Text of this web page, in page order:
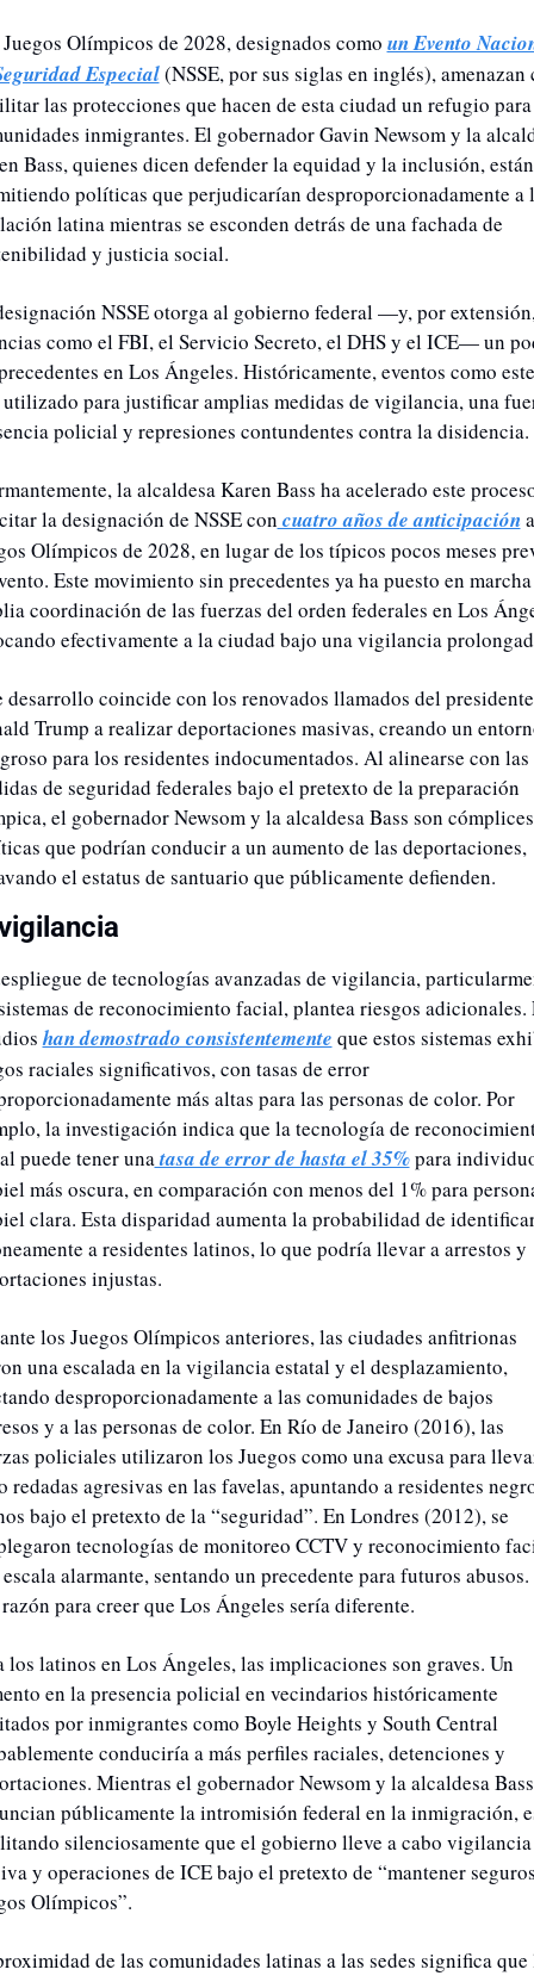
Olímpicos de 2028, designados como un Evento
Especial (NSSE, por sus siglas en inglés), amenazan
las protecciones que hacen de esta ciudad un refugio
inmigrantes. El gobernador Gavin Newsom y la
Bass, quienes dicen defender la equidad y la inclusión, están
políticas que perjudicarían desproporcionadamente a
latina mientras se esconden detrás de una fachada de
y justicia social.
NSSE otorga al gobierno federal —y, por
como el FBI, el Servicio Secreto, el DHS y el ICE— un
en Los Ángeles. Históricamente, eventos como
para justificar amplias medidas de vigilancia, una
policial y represiones contundentes contra la disidencia.
la alcaldesa Karen Bass ha acelerado este
la designación de NSSE con cuatro años de anticipación
Olímpicos de 2028, en lugar de los típicos pocos meses
Este movimiento sin precedentes ya ha puesto en
coordinación de las fuerzas del orden federales en Los
efectivamente a la ciudad bajo una vigilancia
desarrollo coincide con los renovados llamados del presidente
Trump a realizar deportaciones masivas, creando un
para los residentes indocumentados. Al alinearse con las
de seguridad federales bajo el pretexto de la preparación
el gobernador Newsom y la alcaldesa Bass son
que podrían conducir a un aumento de las deportaciones,
el estatus de santuario que públicamente defienden.
de tecnologías avanzadas de vigilancia,
de reconocimiento facial, plantea riesgos adicionales.
han demostrado consistentemente que estos sistemas
raciales significativos, con tasas de error
más altas para las personas de color. Por
la investigación indica que la tecnología de
puede tener una tasa de error de hasta el 35% para
más oscura, en comparación con menos del 1% para
clara. Esta disparidad aumenta la probabilidad de
a residentes latinos, lo que podría llevar a arrestos y
injustas.
los Juegos Olímpicos anteriores, las ciudades anfitrionas
una escalada en la vigilancia estatal y el desplazamiento,
desproporcionadamente a las comunidades de bajos
y a las personas de color. En Río de Janeiro (2016), las
policiales utilizaron los Juegos como una excusa para
redadas agresivas en las favelas, apuntando a residentes
bajo el pretexto de la “seguridad”. En Londres (2012), se
tecnologías de monitoreo CCTV y reconocimiento
alarmante, sentando un precedente para futuros
para creer que Los Ángeles sería diferente.
los latinos en Los Ángeles, las implicaciones son graves. Un
en la presencia policial en vecindarios históricamente
por inmigrantes como Boyle Heights y South Central
conduciría a más perfiles raciales, detenciones y
Mientras el gobernador Newsom y la alcaldesa Bass
públicamente la intromisión federal en la inmigración,
silenciosamente que el gobierno lleve a cabo vigilancia
y operaciones de ICE bajo el pretexto de “mantener
Olímpicos”.
de las comunidades latinas a las sedes significa que